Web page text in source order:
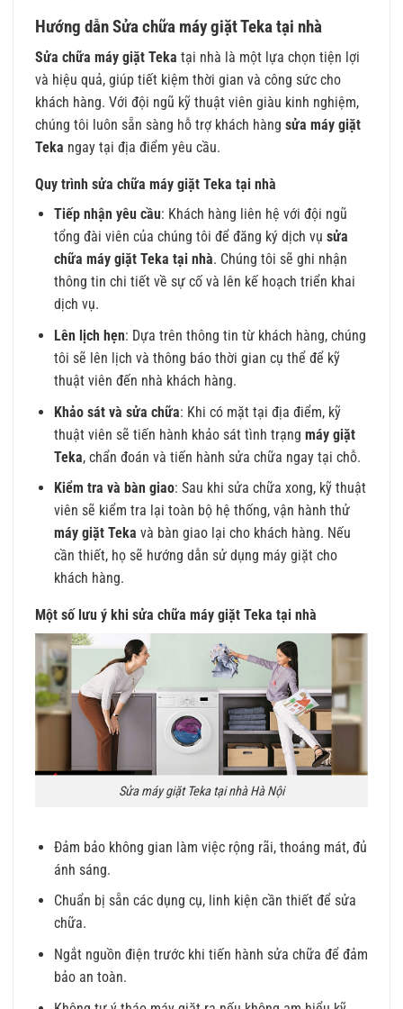
Hướng dẫn Sửa chữa máy giặt Teka tại nhà
Sửa chữa máy giặt Teka tại nhà là một lựa chọn tiện lợi
và hiệu quả, giúp tiết kiệm thời gian và công sức cho
khách hàng. Với đội ngũ kỹ thuật viên giàu kinh nghiệm,
chúng tôi luôn sẵn sàng hỗ trợ khách hàng sửa máy giặt
Teka ngay tại địa điểm yêu cầu.
Quy trình sửa chữa máy giặt Teka tại nhà
Tiếp nhận yêu cầu: Khách hàng liên hệ với đội ngũ
tổng đài viên của chúng tôi để đăng ký dịch vụ sửa
chữa máy giặt Teka tại nhà. Chúng tôi sẽ ghi nhận
thông tin chi tiết về sự cố và lên kế hoạch triển khai
dịch vụ.
Lên lịch hẹn: Dựa trên thông tin từ khách hàng, chúng
tôi sẽ lên lịch và thông báo thời gian cụ thể để kỹ
thuật viên đến nhà khách hàng.
Khảo sát và sửa chữa: Khi có mặt tại địa điểm, kỹ
thuật viên sẽ tiến hành khảo sát tình trạng máy giặt
Teka, chẩn đoán và tiến hành sửa chữa ngay tại chỗ.
Kiểm tra và bàn giao: Sau khi sửa chữa xong, kỹ thuật
viên sẽ kiểm tra lại toàn bộ hệ thống, vận hành thử
máy giặt Teka và bàn giao lại cho khách hàng. Nếu
cần thiết, họ sẽ hướng dẫn sử dụng máy giặt cho
khách hàng.
Một số lưu ý khi sửa chữa máy giặt Teka tại nhà
Sửa máy giặt Teka tại nhà Hà Nội
Đảm bảo không gian làm việc rộng rãi, thoáng mát, đủ
ánh sáng.
Chuẩn bị sẵn các dụng cụ, linh kiện cần thiết để sửa
chữa.
Ngắt nguồn điện trước khi tiến hành sửa chữa để đảm
bảo an toàn.